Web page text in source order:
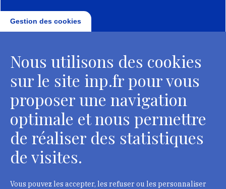
Head Office, Administrative Services Department of
curators
2 rue Vivienne - 75002 Paris
Gestion des cookies
Nous utilisons des cookies
sur le site inp.fr pour vous
proposer une navigation
optimale et nous permettre
de réaliser des statistiques
de visites.
Vous pouvez les accepter, les refuser ou les personnaliser